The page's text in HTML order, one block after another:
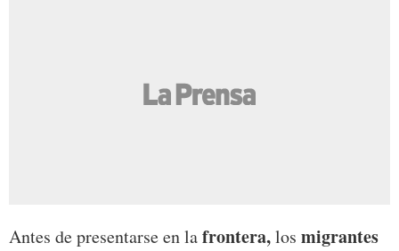
Antes de presentarse en lafrontera,los migrantes